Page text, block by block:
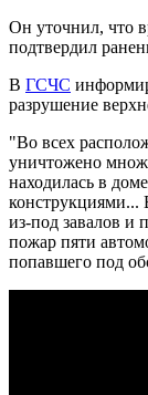
Он уточнил, что
подтвердил
В ГСЧС
разрушение
"Во всех
уничтожено
находилась в
конструкциями...
из-под завалов и
пожар пяти
попавшего под